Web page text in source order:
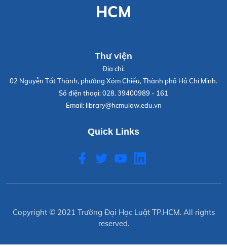
HCM
Thư viện
Địa chỉ:
02 Nguyễn Tất Thành, phường Xóm Chiếu, Thành phố Hồ Chí Minh.
Số điện thoại:028. 39400989 - 161
Email: library@hcmulaw.edu.vn
Quick Links
Copyright © 2021 Trường Đại Học Luật TP.HCM. All rights
reserved.